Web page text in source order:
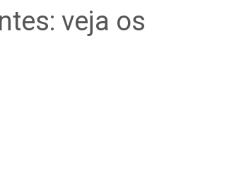
veja os